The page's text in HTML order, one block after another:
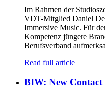
Im Rahmen der
VDT-Mitglied Daniel
Immersive Music. Für
Kompetenz jüngere
Berufsverband
Read full article
BIW: New